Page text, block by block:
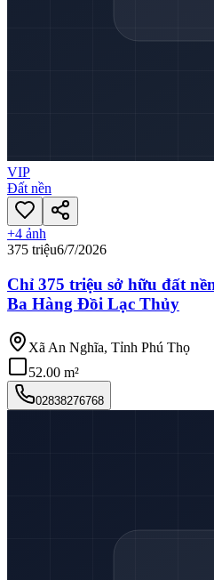
VIP
Đất nền
+4 ảnh
375 triệu6/7/2026
Chỉ 375 triệu sở hữu đất
Ba Hàng Đồi Lạc Thủy
Xã An Nghĩa, Tỉnh Phú Thọ
52.00 m²
02838276768